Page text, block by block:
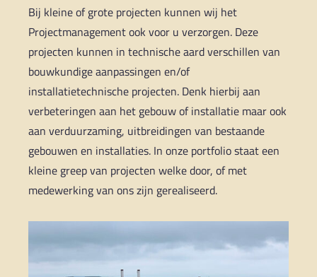
Bij kleine of grote projecten kunnen wij het
Projectmanagement ook voor u verzorgen. Deze
projecten kunnen in technische aard verschillen van
bouwkundige aanpassingen en/of
installatietechnische projecten. Denk hierbij aan
verbeteringen aan het gebouw of installatie maar ook
aan verduurzaming, uitbreidingen van bestaande
gebouwen en installaties. In onze portfolio staat een
kleine greep van projecten welke door, of met
medewerking van ons zijn gerealiseerd.